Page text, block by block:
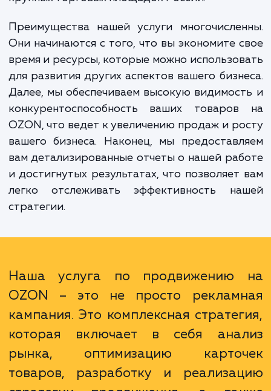
стратегию продвижения, которая
продажи и усилит ваш бренд на одной из
крупных торговых площадок России.
Преимущества нашей услуги
Они начинаются с того, что вы экономите
время и ресурсы, которые можно
для развития других аспектов вашего
Далее, мы обеспечиваем высокую
конкурентоспособность ваших
вам детализированные отчеты о нашей
и достигнутых результатах, что позволяет
легко отслеживать эффективность
стратегии.